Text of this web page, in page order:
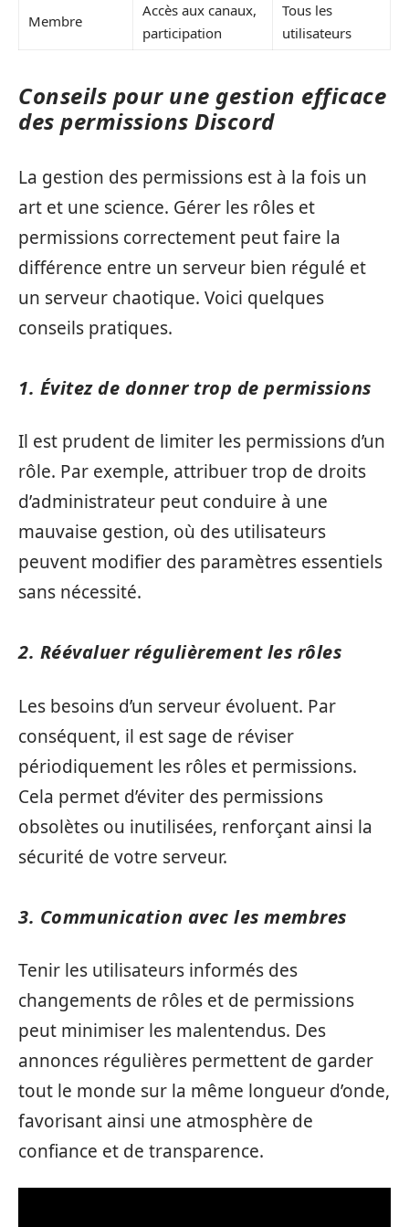
Membre
Accès aux canaux,
participation
Tous les
utilisateurs
Conseils pour une gestion efficace
des permissions Discord
La gestion des permissions est à la fois un
art et une science. Gérer les rôles et
permissions correctement peut faire la
différence entre un serveur bien régulé et
un serveur chaotique. Voici quelques
conseils pratiques.
1. Évitez de donner trop de permissions
Il est prudent de limiter les permissions d’un
rôle. Par exemple, attribuer trop de droits
d’administrateur peut conduire à une
mauvaise gestion, où des utilisateurs
peuvent modifier des paramètres essentiels
sans nécessité.
2. Réévaluer régulièrement les rôles
Les besoins d’un serveur évoluent. Par
conséquent, il est sage de réviser
périodiquement les rôles et permissions.
Cela permet d’éviter des permissions
obsolètes ou inutilisées, renforçant ainsi la
sécurité de votre serveur.
3. Communication avec les membres
Tenir les utilisateurs informés des
changements de rôles et de permissions
peut minimiser les malentendus. Des
annonces régulières permettent de garder
tout le monde sur la même longueur d’onde,
favorisant ainsi une atmosphère de
confiance et de transparence.